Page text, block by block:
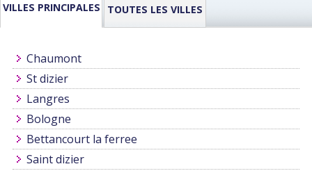
INFORMATIONS
VILLES PRINCIPALES TOUTES LES VILLES
Chaumont
St dizier
Langres
Bologne
Bettancourt la ferree
Saint dizier